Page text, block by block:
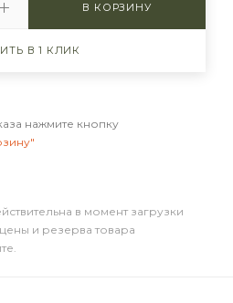
В КОРЗИНУ
В 1 КЛИК
нажмите кнопку
в момент загрузки
и резерва товара